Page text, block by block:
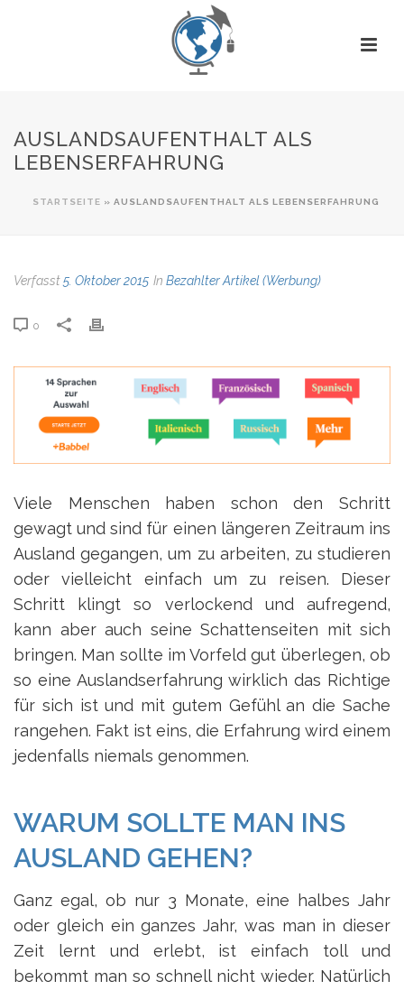
AUSLANDSAUFENTHALT ALS
LEBENSERFAHRUNG
STARTSEITE » AUSLANDSAUFENTHALT ALS LEBENSERFAHRUNG
Verfasst5. Oktober 2015 In Bezahlter Artikel (Werbung)
0
Viele Menschen haben schon den Schritt
gewagt und sind für einen längeren Zeitraum ins
Ausland gegangen, um zu arbeiten, zu studieren
oder vielleicht einfach um zu reisen. Dieser
Schritt klingt so verlockend und aufregend,
kann aber auch seine Schattenseiten mit sich
bringen. Man sollte im Vorfeld gut überlegen, ob
so eine Auslandserfahrung wirklich das Richtige
für sich ist und mit gutem Gefühl an die Sache
rangehen. Fakt ist eins, die Erfahrung wird einem
jedenfalls niemals genommen.
WARUM SOLLTE MAN INS
AUSLAND GEHEN?
Ganz egal, ob nur 3 Monate, eine halbes Jahr
oder gleich ein ganzes Jahr, was man in dieser
Zeit lernt und erlebt, ist einfach toll und
bekommt man so schnell nicht wieder. Natürlich